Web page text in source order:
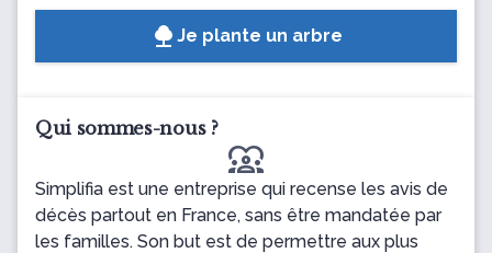
Je plante un arbre
Qui sommes-nous ?
diversity_1
Simplifia est une entreprise qui recense les avis de
décès partout en France, sans être mandatée par
les familles. Son but est de permettre aux plus